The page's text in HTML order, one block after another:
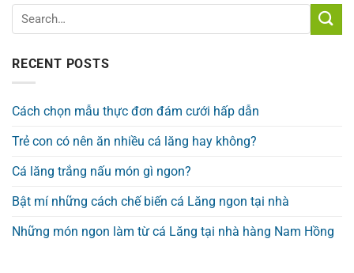
RECENT POSTS
Cách chọn mẫu thực đơn đám cưới hấp dẫn
Trẻ con có nên ăn nhiều cá lăng hay không?
Cá lăng trắng nấu món gì ngon?
Bật mí những cách chế biến cá Lăng ngon tại nhà
Những món ngon làm từ cá Lăng tại nhà hàng Nam Hồng